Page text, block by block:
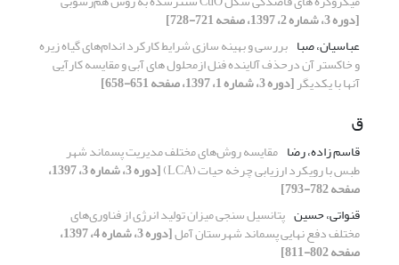
[دوره 3، شماره 2، 1397، صفحه 721-728]
عباسیان، صبا بررسی و بهینه سازی شرایط کارکرد اندام‌های گیاه زیره
و خاکستر آن درحذف آلاینده‌ فنل ازمحلول های آبی و مقایسه کارآیی
آنها با یکدیگر[دوره 3، شماره 1، 1397، صفحه 651-658]
ق
قاسم زاده، رضا مقایسه روش‌های مختلف مدیریت پسماند شهر
طبس با رویکرد ارزیابی چرخه حیات (LCA) [دوره 3، شماره 3، 1397،
صفحه 782-793]
قنواتی، حسین پتانسیل سنجی میزان تولید انرژی از فناوری‌های
مختلف دفع نهایی پسماند شهرستان آمل [دوره 3، شماره 4، 1397،
صفحه 802-811]